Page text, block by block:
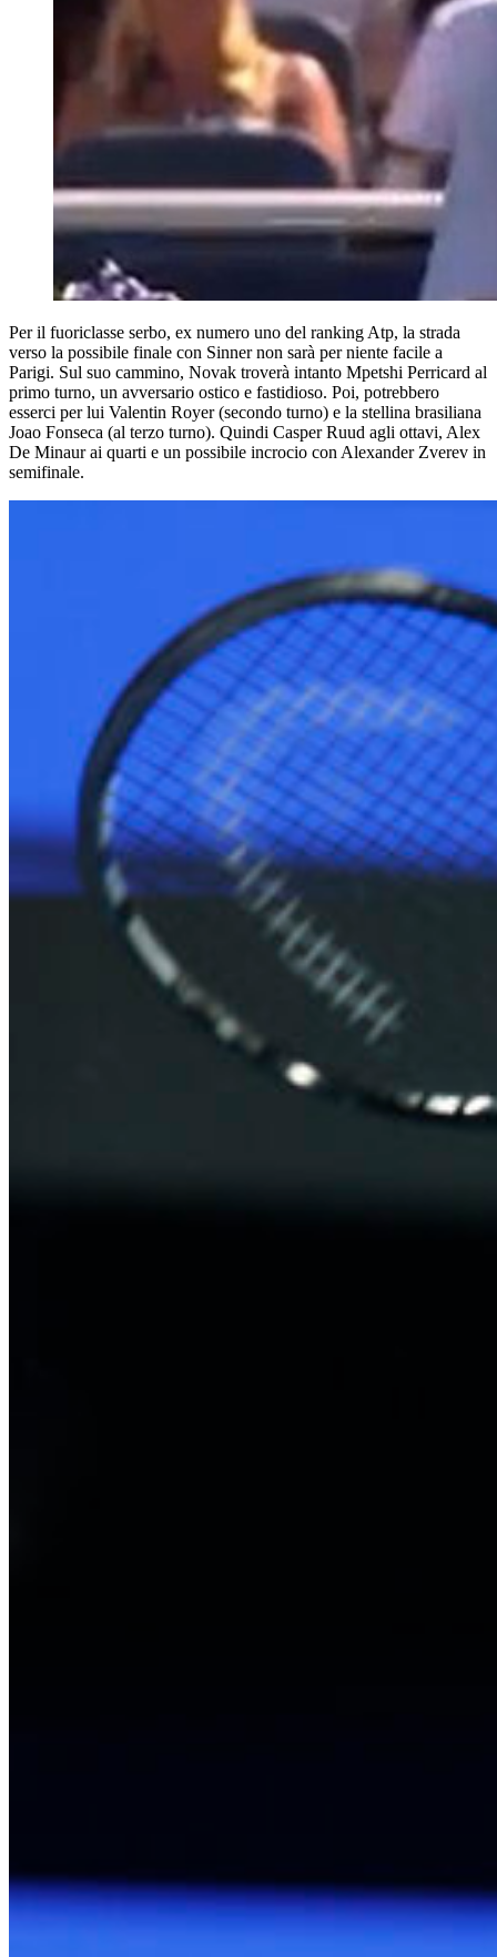
Per il fuoriclasse serbo, ex numero uno del ranking Atp, la strada
verso la possibile finale con Sinner non sarà per niente facile a
Parigi. Sul suo cammino, Novak troverà intanto Mpetshi Perricard al
primo turno, un avversario ostico e fastidioso. Poi, potrebbero
esserci per lui Valentin Royer (secondo turno) e la stellina brasiliana
Joao Fonseca (al terzo turno). Quindi Casper Ruud agli ottavi, Alex
De Minaur ai quarti e un possibile incrocio con Alexander Zverev in
semifinale.